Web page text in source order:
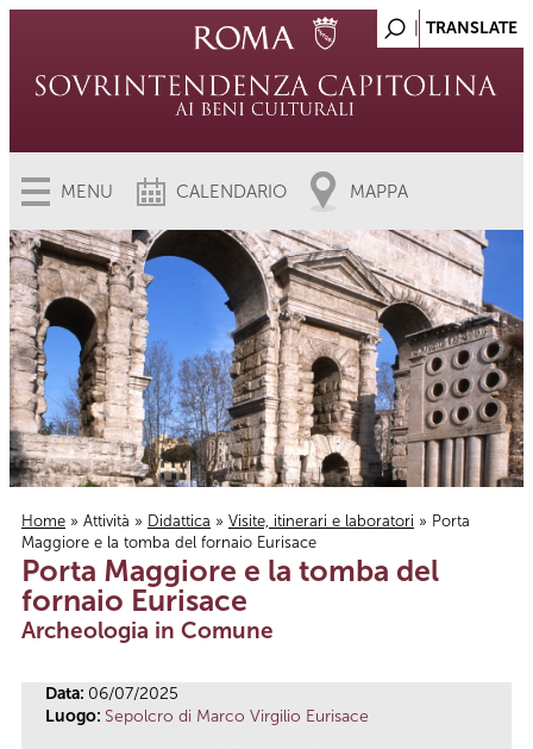
MENU CALENDARIO MAPPA
Tu sei qui
Home » Attività » Didattica » Visite, itinerari e laboratori » Porta
Maggiore e la tomba del fornaio Eurisace
Porta Maggiore e la tomba del
fornaio Eurisace
Archeologia in Comune
Data: 06/07/2025
Luogo: Sepolcro di Marco Virgilio Eurisace